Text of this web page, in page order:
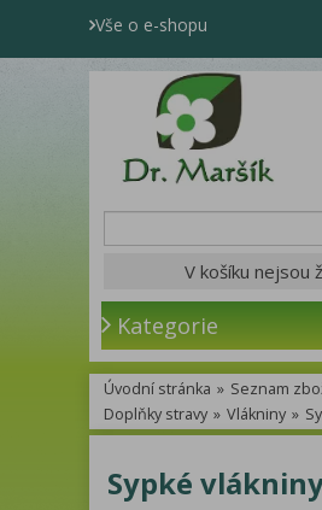
Vše o e-shopu
V košíku nejsou
Kategorie
Úvodní stránka » Seznam
Doplňky stravy » Vlákniny »
Sypké